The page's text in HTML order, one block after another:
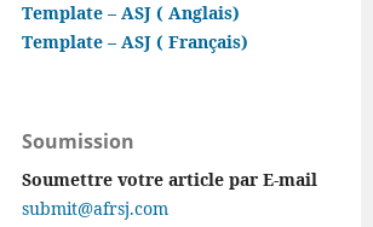
Template – ASJ ( Anglais)
Template – ASJ ( Français)
Soumission
Soumettre votre article par E-mail
submit@afrsj.com